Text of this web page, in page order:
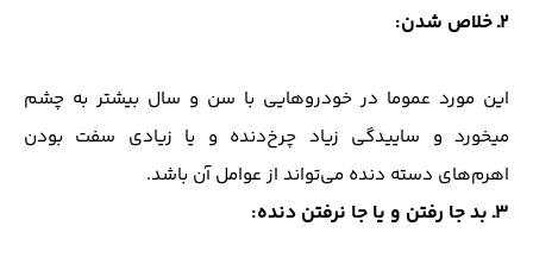
2ـ خلاص شدن:
این مورد عموما در خودروهایی با سن‌ و سال بیشتر به چشم
میخورد و ساییدگی زیاد چرخ‌دنده و یا زیادی سفت بودن
اهرم‌های دسته دنده می‌تواند از عوامل آن باشد.
3ـ بد جا رفتن و یا جا نرفتن دنده: